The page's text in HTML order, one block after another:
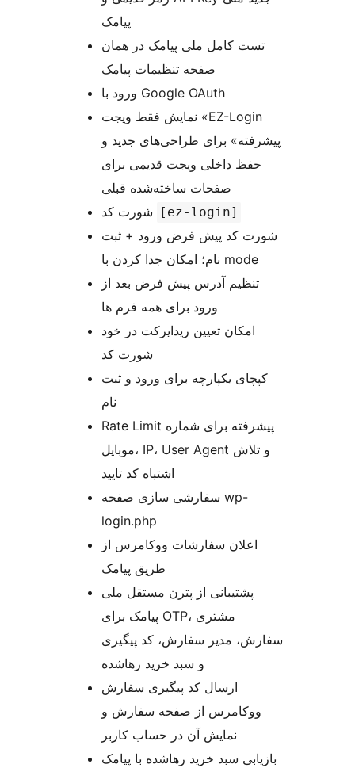
پیامک
تست کامل ملی پیامک در همان
صفحه تنظیمات پیامک
ورود با Google OAuth
نمایش فقط ویجت «EZ-Login
پیشرفته» برای طراحی‌های جدید و
حفظ داخلی ویجت قدیمی برای
صفحات ساخته‌شده قبلی
[ez-login]
شورت کد پیش فرض ورود + ثبت
نام؛ امکان جدا کردن با mode
تنظیم آدرس پیش فرض بعد از
ورود برای همه فرم ها
امکان تعیین ریدایرکت در خود
شورت کد
کپچای یکپارچه برای ورود و ثبت
نام
Rate Limit پیشرفته برای شماره
موبایل، IP، User Agent و تلاش
اشتباه کد تایید
سفارشی سازی صفحه wp-
login.php
اعلان سفارشات ووکامرس از
طریق پیامک
پشتیبانی از پترن مستقل ملی
پیامک برای OTP، مشتری
سفارش، مدیر سفارش، کد پیگیری
و سبد خرید رهاشده
ارسال کد پیگیری سفارش
ووکامرس از صفحه سفارش و
نمایش آن در حساب کاربر
بازیابی سبد خرید رهاشده با پیامک